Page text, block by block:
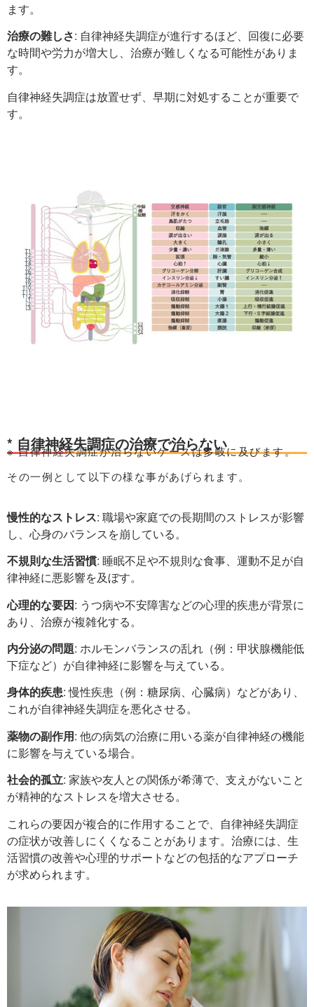
ます。
治療の難しさ: 自律神経失調症が進行するほど、回復に必要
な時間や労力が増大し、治療が難しくなる可能性がありま
す。
自律神経失調症は放置せず、早期に対処することが重要で
す。
* 自律神経失調症の治療で治らない
※ 自律神経失調症が治らないケースは多岐に及びます。
その一例として以下の様な事があげられます。
慢性的なストレス: 職場や家庭での長期間のストレスが影響
し、心身のバランスを崩している。
不規則な生活習慣: 睡眠不足や不規則な食事、運動不足が自
律神経に悪影響を及ぼす。
心理的な要因: うつ病や不安障害などの心理的疾患が背景に
あり、治療が複雑化する。
内分泌の問題: ホルモンバランスの乱れ（例：甲状腺機能低
下症など）が自律神経に影響を与えている。
身体的疾患: 慢性疾患（例：糖尿病、心臓病）などがあり、
これが自律神経失調症を悪化させる。
薬物の副作用: 他の病気の治療に用いる薬が自律神経の機能
に影響を与えている場合。
社会的孤立: 家族や友人との関係が希薄で、支えがないこと
が精神的なストレスを増大させる。
これらの要因が複合的に作用することで、自律神経失調症
の症状が改善しにくくなることがあります。治療には、生
活習慣の改善や心理的サポートなどの包括的なアプローチ
が求められます。